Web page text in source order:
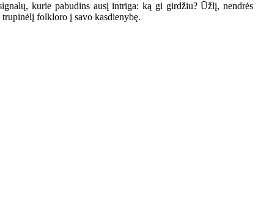
kurie pabudins ausį intriga: ką gi girdžiu? Ūžlį, nendrės
folkloro į savo kasdienybę.